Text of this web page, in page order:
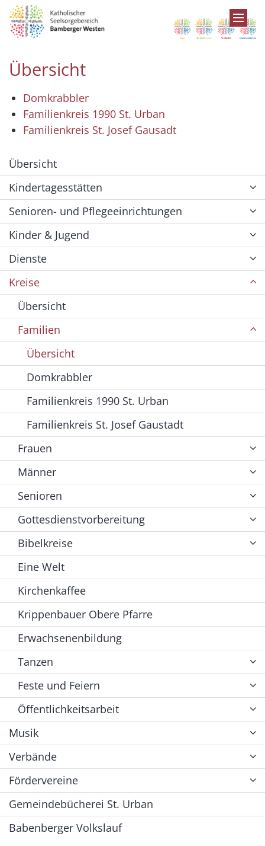
Zum Inhalt springen
Übersicht
Domkrabbler
Familienkreis 1990 St. Urban
Familienkreis St. Josef Gausadt
Übersicht
Kindertagesstätten
Senioren- und Pflegeeinrichtungen
Kinder & Jugend
Dienste
Kreise
Übersicht
Familien
Übersicht
Domkrabbler
Familienkreis 1990 St. Urban
Familienkreis St. Josef Gaustadt
Frauen
Männer
Senioren
Gottesdienstvorbereitung
Bibelkreise
Eine Welt
Kirchenkaffee
Krippenbauer Obere Pfarre
Erwachsenenbildung
Tanzen
Feste und Feiern
Öffentlichkeitsarbeit
Musik
Verbände
Fördervereine
Gemeindebücherei St. Urban
Babenberger Volkslauf